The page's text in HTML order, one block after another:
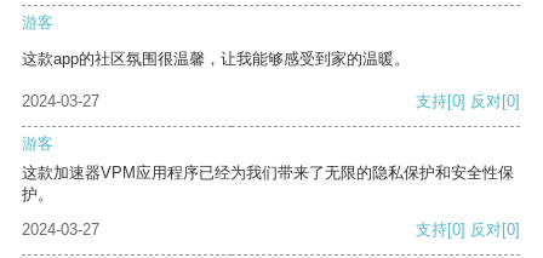
游客
这款app的社区氛围很温馨，让我能够感受到家的温暖。
2024-03-27 支持[0] 反对[0]
游客
这款加速器VPM应用程序已经为我们带来了无限的隐私保护和安全性保
护。
2024-03-27
支持[0] 反对[0]